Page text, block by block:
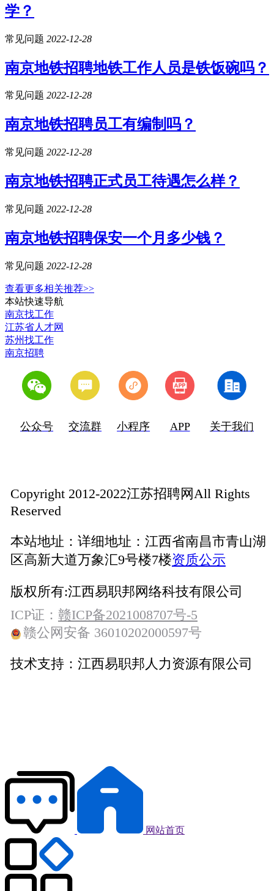
学？
常见问题 2022-12-28
南京地铁招聘地铁工作人员是铁饭碗吗？
常见问题 2022-12-28
南京地铁招聘员工有编制吗？
常见问题 2022-12-28
南京地铁招聘正式员工待遇怎么样？
常见问题 2022-12-28
南京地铁招聘保安一个月多少钱？
常见问题 2022-12-28
查看更多相关推荐>>
本站快速导航
南京找工作
江苏省人才网
苏州找工作
南京招聘
公众号 交流群 小程序 APP 关于我们
Copyright 2012-2022江苏招聘网All Rights
Reserved
本站地址： 详细地址：江西省南昌市青山湖
区高新大道万象汇9号楼7楼资质公示
版权所有:江西易职邦网络科技有限公司
ICP证： 赣ICP备2021008707号-5
赣公网安备 36010202000597号
技术支持： 江西易职邦人力资源有限公司
网站首页